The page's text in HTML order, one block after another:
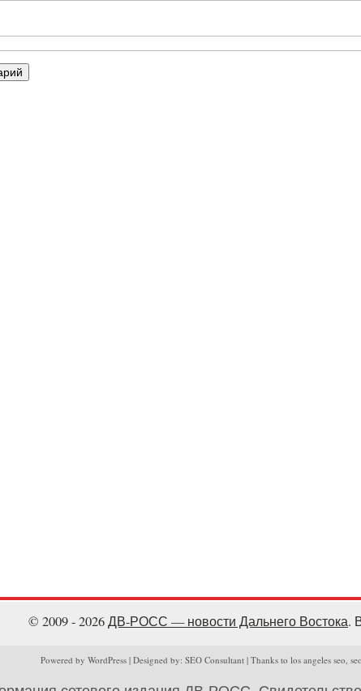
© 2009 - 2026ДВ-РОСС — новости Дальнего Востока.
Powered by WordPress | Designed by: SEO Consultant | Thanks to los angeles seo,